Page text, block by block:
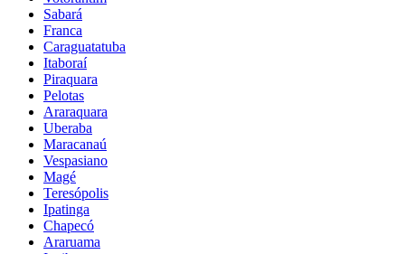
Sabará
Franca
Caraguatatuba
Itaboraí
Piraquara
Pelotas
Araraquara
Uberaba
Maracanaú
Vespasiano
Magé
Teresópolis
Ipatinga
Chapecó
Araruama